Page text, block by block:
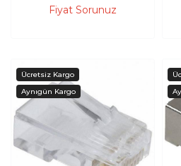
Fiyat Sorunuz